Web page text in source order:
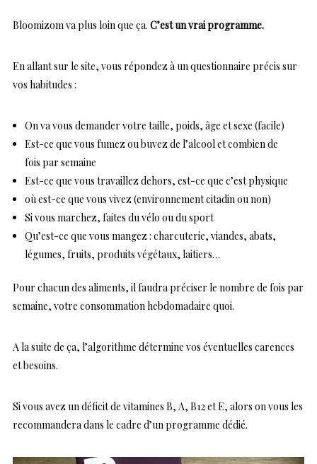
Bloomizom va plus loin que ça. C’est un vrai programme.
En allant sur le site, vous répondez à un questionnaire précis sur
vos habitudes :
On va vous demander votre taille, poids, âge et sexe (facile)
Est-ce que vous fumez ou buvez de l’alcool et combien de
fois par semaine
Est-ce que vous travaillez dehors, est-ce que c’est physique
où est-ce que vous vivez (environnement citadin ou non)
Si vous marchez, faites du vélo ou du sport
Qu’est-ce que vous mangez : charcuterie, viandes, abats,
légumes, fruits, produits végétaux, laitiers…
Pour chacun des aliments, il faudra préciser le nombre de fois par
semaine, votre consommation hebdomadaire quoi.
A la suite de ça, l’algorithme détermine vos éventuelles carences
et besoins.
Si vous avez un déficit de vitamines B, A, B12 et E, alors on vous les
recommandera dans le cadre d’un programme dédié.